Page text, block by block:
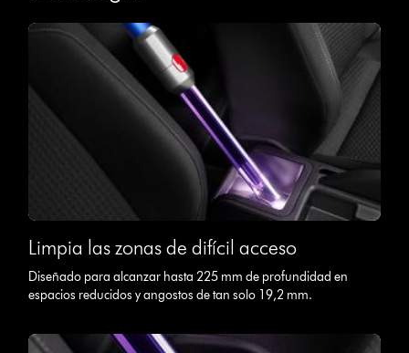
Limpia las zonas de difícil acceso
Diseñado para alcanzar hasta 225 mm de profundidad en
espacios reducidos y angostos de tan solo 19,2 mm.